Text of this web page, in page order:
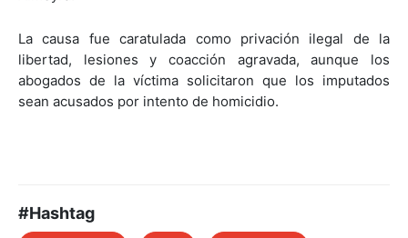
La causa fue caratulada como privación ilegal de la
libertad, lesiones y coacción agravada, aunque los
abogados de la víctima solicitaron que los imputados
sean acusados por intento de homicidio.
#Hashtag